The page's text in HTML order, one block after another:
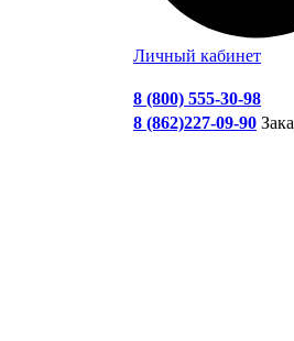
Личный кабинет
8 (800) 555-30-98
8 (862)227-09-90